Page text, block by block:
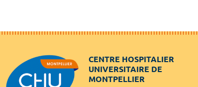
CENTRE HOSPITALIER
UNIVERSITAIRE DE
MONTPELLIER